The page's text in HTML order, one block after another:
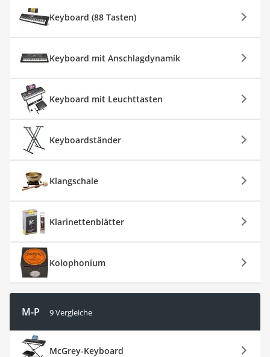
Keyboard (88 Tasten)
Keyboard mit Anschlagdynamik
Keyboard mit Leuchttasten
Keyboardständer
Klangschale
Klarinettenblätter
Kolophonium
M-P 9 Vergleiche
McGrey-Keyboard